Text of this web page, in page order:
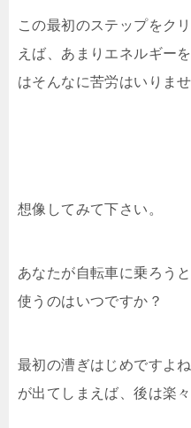
この最初のステップをク
えば、あまりエネルギー
はそんなに苦労はいりませ
想像してみて下さい。
あなたが自転車に乗ろう
使うのはいつですか？
最初の漕ぎはじめですよ
が出てしまえば、後は楽